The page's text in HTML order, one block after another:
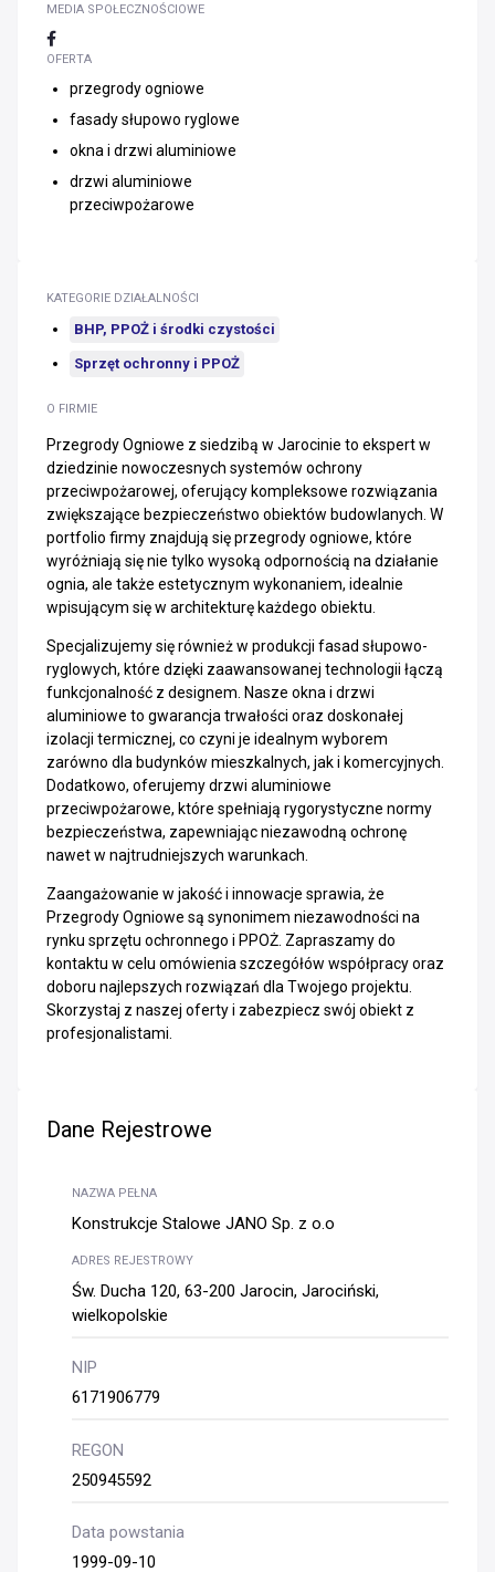
MEDIA SPOŁECZNOŚCIOWE
OFERTA
przegrody ogniowe
fasady słupowo ryglowe
okna i drzwi aluminiowe
drzwi aluminiowe
przeciwpożarowe
O FIRMIE
Przegrody Ogniowe z siedzibą w Jarocinie to ekspert w
dziedzinie nowoczesnych systemów ochrony
przeciwpożarowej, oferujący kompleksowe rozwiązania
zwiększające bezpieczeństwo obiektów budowlanych. W
portfolio firmy znajdują się przegrody ogniowe, które
wyróżniają się nie tylko wysoką odpornością na działanie
ognia, ale także estetycznym wykonaniem, idealnie
wpisującym się w architekturę każdego obiektu.
Specjalizujemy się również w produkcji fasad słupowo-
ryglowych, które dzięki zaawansowanej technologii łączą
funkcjonalność z designem. Nasze okna i drzwi
aluminiowe to gwarancja trwałości oraz doskonałej
izolacji termicznej, co czyni je idealnym wyborem
zarówno dla budynków mieszkalnych, jak i komercyjnych.
Dodatkowo, oferujemy drzwi aluminiowe
przeciwpożarowe, które spełniają rygorystyczne normy
bezpieczeństwa, zapewniając niezawodną ochronę
nawet w najtrudniejszych warunkach.
Zaangażowanie w jakość i innowacje sprawia, że
Przegrody Ogniowe są synonimem niezawodności na
rynku sprzętu ochronnego i PPOŻ. Zapraszamy do
kontaktu w celu omówienia szczegółów współpracy oraz
doboru najlepszych rozwiązań dla Twojego projektu.
Skorzystaj z naszej oferty i zabezpiecz swój obiekt z
profesjonalistami.
KATEGORIE DZIAŁALNOŚCI
BHP, PPOŻ i środki czystości
Sprzęt ochronny i PPOŻ
Dane Rejestrowe
NAZWA PEŁNA
Konstrukcje Stalowe JANO Sp. z o.o
ADRES REJESTROWY
Św. Ducha 120, 63-200 Jarocin, Jarociński,
wielkopolskie
NIP
6171906779
REGON
250945592
Data powstania
1999-09-10